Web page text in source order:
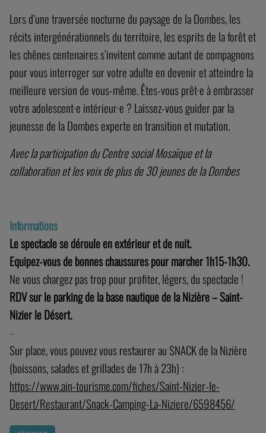
Avec la participation du Centre social Mosaïque et la
collaboration et les voix de plus de 30 jeunes de la Dombes
Informations
Le spectacle se déroule en extérieur et de nuit.
Ne vous chargez pas trop pour profiter, légers, du spectacle !
RDV sur le parking de la base nautique de la Nizière – Saint-
Sur place, vous pouvez vous restaurer au SNACK de la Nizière
(boissons, salades et grillades de 17h à 23h) :
https://www.ain-tourisme.com/fiches/Saint-Nizier-le-
Desert/Restaurant/Snack-Camping-La-Niziere/6598456/
RÉSERVER